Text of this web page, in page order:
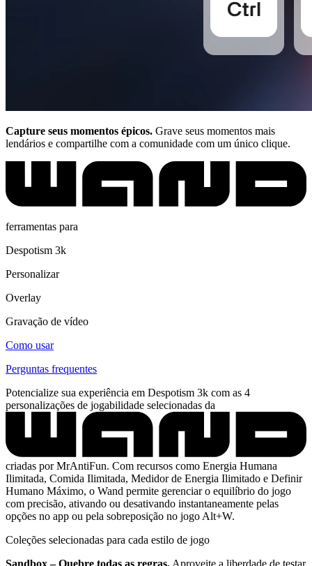
Capture seus momentos épicos. Grave seus momentos mais
lendários e compartilhe com a comunidade com um único clique.
ferramentas para
Despotism 3k
Personalizar
Overlay
Gravação de vídeo
Como usar
Perguntas frequentes
Potencialize sua experiência em Despotism 3k com as 4
personalizações de jogabilidade selecionadas da
criadas por MrAntiFun. Com recursos como Energia Humana
Ilimitada, Comida Ilimitada, Medidor de Energia Ilimitado e Definir
Humano Máximo, o Wand permite gerenciar o equilíbrio do jogo
com precisão, ativando ou desativando instantaneamente pelas
opções no app ou pela sobreposição no jogo Alt+W.
Coleções selecionadas para cada estilo de jogo
Sandbox – Quebre todas as regras. Aproveite a liberdade de testar